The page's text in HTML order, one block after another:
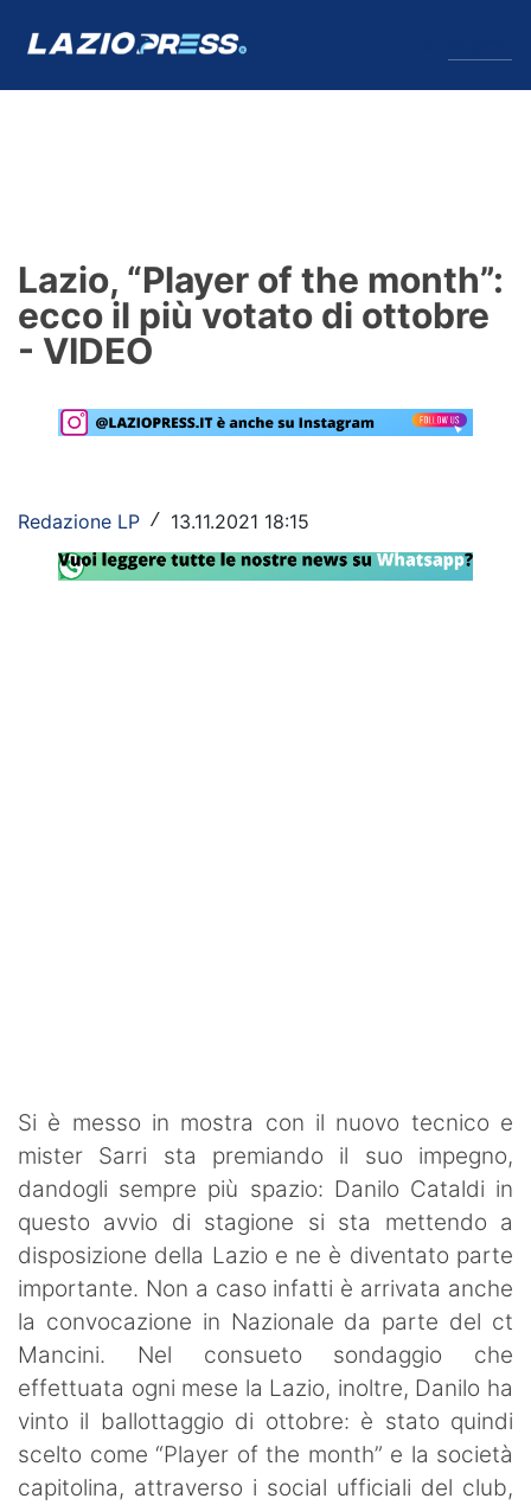
Formello
Infortuni
Primavera
Lazio Women
Rassegna Lazio
Contatti
Lazio, “Player of the month”:
ecco il più votato di ottobre
- VIDEO
Redazione LP / 13.11.2021 18:15
Si è messo in mostra con il nuovo tecnico e
mister Sarri sta premiando il suo impegno,
dandogli sempre più spazio: Danilo Cataldi in
questo avvio di stagione si sta mettendo a
disposizione della Lazio e ne è diventato parte
importante. Non a caso infatti è arrivata anche
la convocazione in Nazionale da parte del ct
Mancini. Nel consueto sondaggio che
effettuata ogni mese la Lazio, inoltre, Danilo ha
vinto il ballottaggio di ottobre: è stato quindi
scelto come “Player of the month” e la società
capitolina, attraverso i social ufficiali del club,